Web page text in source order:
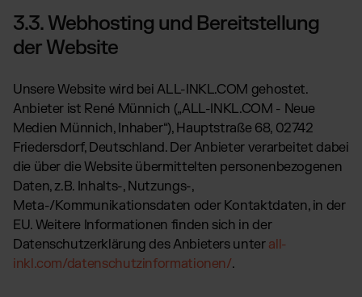
3.3. Webhosting und Bereitstellung
der Website
Unsere Website wird bei ALL-INKL.COM gehostet.
Anbieter ist René Münnich („ALL-INKL.COM - Neue
Medien Münnich, Inhaber“), Hauptstraße 68, 02742
Friedersdorf, Deutschland. Der Anbieter verarbeitet dabei
die über die Website übermittelten personenbezogenen
Daten, z.B. Inhalts-, Nutzungs-,
Meta-/Kommunikationsdaten oder Kontaktdaten, in der
EU. Weitere Informationen finden sich in der
Datenschutzerklärung des Anbieters unter all-
inkl.com/datenschutzinformationen/.